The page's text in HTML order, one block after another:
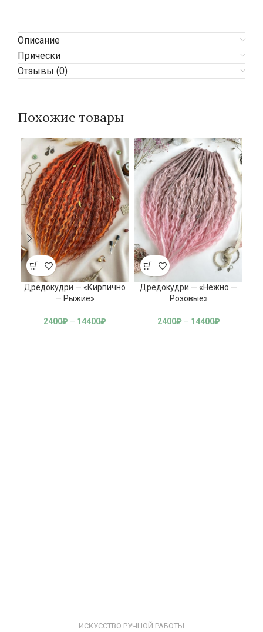
Описание
Прически
Отзывы (0)
Похожие товары
Дредокудри — «Кирпично
— Рыжие»
2400₽ – 14400₽
Дредокудри — «Нежно —
Розовые»
2400₽ – 14400₽
ИСКУССТВО РУЧНОЙ РАБОТЫ